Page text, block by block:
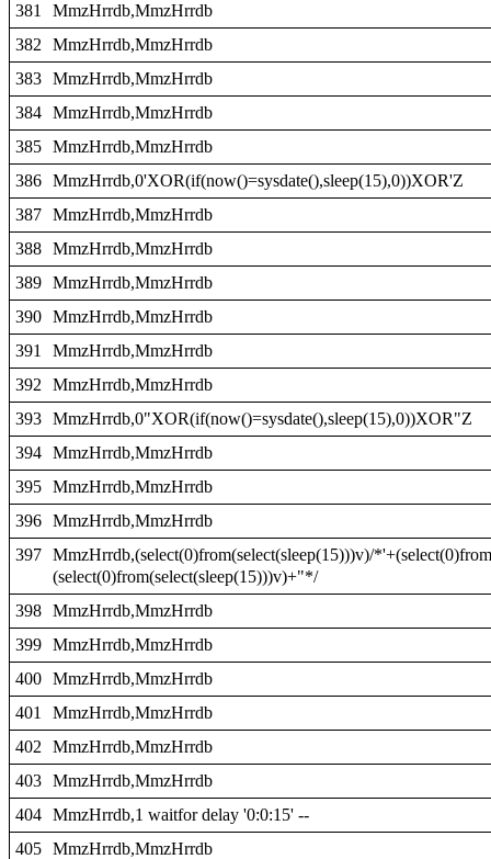
381
MmzHrrdb,MmzHrrdb
382
MmzHrrdb,MmzHrrdb
383 MmzHrrdb,MmzHrrdb
384 MmzHrrdb,MmzHrrdb
385 MmzHrrdb,MmzHrrdb
386 MmzHrrdb,0'XOR(if(now()=sysdate(),sleep(15),0))XOR'Z
387 MmzHrrdb,MmzHrrdb
388 MmzHrrdb,MmzHrrdb
389 MmzHrrdb,MmzHrrdb
390 MmzHrrdb,MmzHrrdb
391
MmzHrrdb,MmzHrrdb
392
MmzHrrdb,MmzHrrdb
393 MmzHrrdb,0"XOR(if(now()=sysdate(),sleep(15),0))XOR"Z
394 MmzHrrdb,MmzHrrdb
395 MmzHrrdb,MmzHrrdb
396 MmzHrrdb,MmzHrrdb
397 MmzHrrdb,(select(0)from(select(sleep(15)))v)/
(select(0)from(select(sleep(15)))v)+"*/
398 MmzHrrdb,MmzHrrdb
399 MmzHrrdb,MmzHrrdb
400 MmzHrrdb,MmzHrrdb
401
MmzHrrdb,MmzHrrdb
402
MmzHrrdb,MmzHrrdb
403 MmzHrrdb,MmzHrrdb
404 MmzHrrdb,1 waitfor delay '0:0:15' --
405 MmzHrrdb,MmzHrrdb